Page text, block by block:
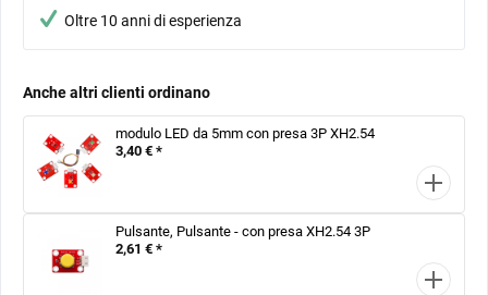
Oltre 10 anni di esperienza
Anche altri clienti ordinano
modulo LED da 5mm con presa 3P XH2.54
3,40 € *
Pulsante, Pulsante - con presa XH2.54 3P
2,61 € *